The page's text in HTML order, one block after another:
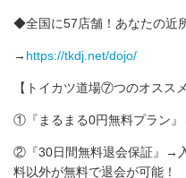
◆全国に57店舗！あなたの近
→ https://tkdj.net/dojo/
【トイカツ道場⑦つのオススメ
①『まるまる0円無料プラン
②『30日間無料退会保証』→
料以外が無料で退会が可能！